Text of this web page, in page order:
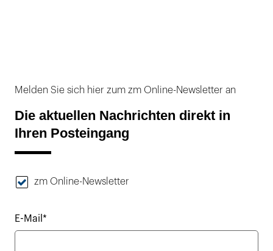
Melden Sie sich hier zum zm Online-Newsletter an
Die aktuellen Nachrichten direkt in
Ihren Posteingang
zm Online-Newsletter
E-Mail*